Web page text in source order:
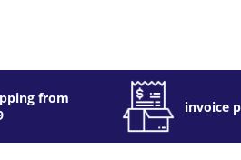
from
invoice